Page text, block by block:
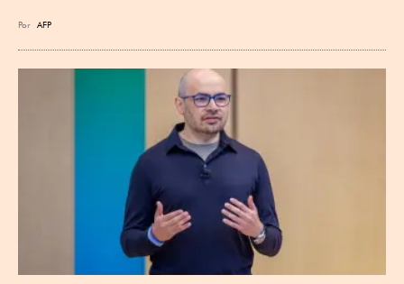
Por AFP